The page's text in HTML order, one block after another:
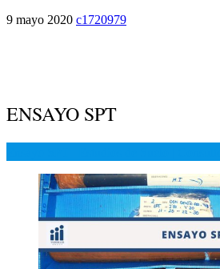
9 mayo 2020 c1720979
ENSAYO SPT